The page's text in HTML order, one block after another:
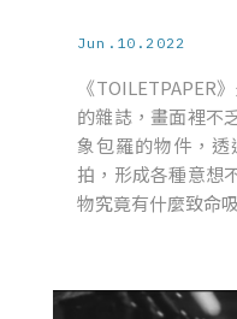
Jun.10.2022
《TOILETPAPER
的雜誌，畫面裡不
象包羅的物件，
拍，形成各種意想
物究竟有什麼致命